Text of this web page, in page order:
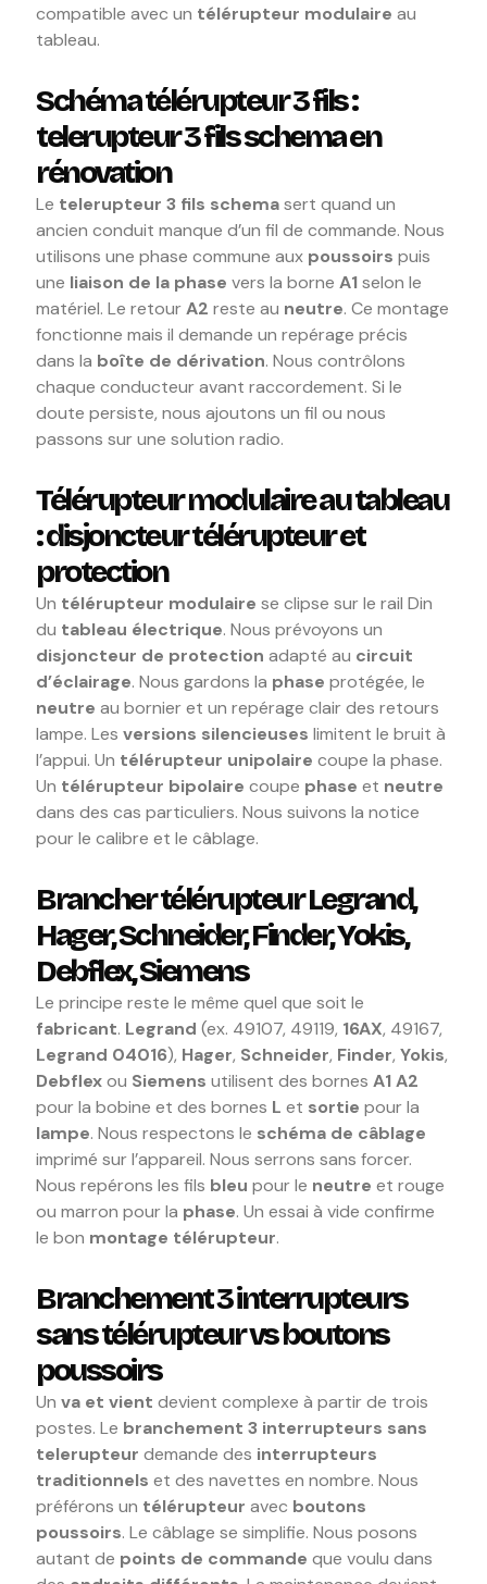
compatible avec un télérupteur modulaire au
tableau.
Schéma télérupteur 3 fils :
telerupteur 3 fils schema en
rénovation
Le telerupteur 3 fils schemasert quand un
ancien conduit manque d’un fil de commande. Nous
utilisons une phase commune aux poussoirs puis
une liaison de la phase vers la borneA1selon le
matériel. Le retourA2 reste au neutre. Ce montage
fonctionne mais il demande un repérage précis
dans la boîte de dérivation. Nous contrôlons
chaque conducteur avant raccordement. Si le
doute persiste, nous ajoutons un fil ou nous
passons sur une solution radio.
Télérupteur modulaire au tableau
: disjoncteur télérupteur et
protection
Un télérupteur modulaire se clipse sur le rail Din
du tableau électrique. Nous prévoyons un
disjoncteur de protection adapté au circuit
d’éclairage. Nous gardons la phase protégée, le
neutre au bornier et un repérage clair des retours
lampe. Lesversions silencieuses limitent le bruit à
l’appui. Un télérupteur unipolaire coupe la phase.
Un télérupteur bipolaire coupe phase et neutre
dans des cas particuliers. Nous suivons la notice
pour le calibre et le câblage.
Brancher télérupteur Legrand,
Hager, Schneider, Finder, Yokis,
Debflex, Siemens
Le principe reste le même quel que soit le
fabricant. Legrand (ex. 49107, 49119, 16AX, 49167,
Legrand 04016), Hager, Schneider, Finder,Yokis,
Debflexou Siemens utilisent des bornesA1 A2
pour la bobine et des bornes L et sortie pour la
lampe. Nous respectons le schéma de câblage
imprimé sur l’appareil. Nous serrons sans forcer.
Nous repérons les fils bleu pour le neutre et rouge
ou marron pour la phase. Un essai à vide confirme
le bon montage télérupteur.
Branchement 3 interrupteurs
sans télérupteur vs boutons
poussoirs
Unva et vient devient complexe à partir de trois
postes. Le branchement 3 interrupteurs sans
telerupteur demande des interrupteurs
traditionnels et des navettes en nombre. Nous
préférons un télérupteur avec boutons
poussoirs. Le câblage se simplifie. Nous posons
autant de points de commande que voulu dans